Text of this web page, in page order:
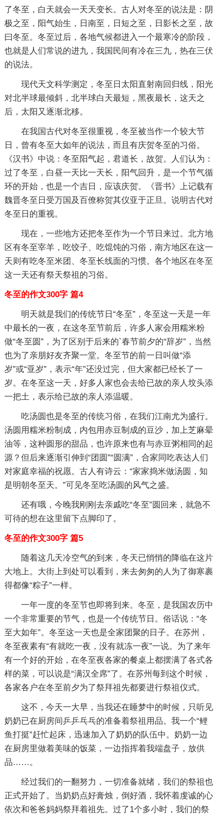
了冬至，白天就会一天天变长。古人对冬至的说法是：阴
极之至，阳气始生，日南至，日短之至，日影长之至，故
曰冬至。冬至过后，各地气候都进入一个最寒冷的阶段，
也就是人们常说的进九，我国民间有冷在三九，热在三伏
的说法。
现代天文科学测定，冬至日太阳直射南回归线，阳光
对北半球最倾斜，北半球白天最短，黑夜最长，这天之
后，太阳又逐渐北移。
在我国古代对冬至很重视，冬至被当作一个较大节
日，曾有冬至大如年的说法，而且有庆贺冬至的习俗。
《汉书》中说：冬至阳气起，君道长，故贺。人们认为：
过了冬至，白昼一天比一天长，阳气回升，是一个节气循
环的开始，也是一个吉日，应该庆贺。《晋书》上记载有
魏晋冬至日受万国及百僚称贺其仪亚于正旦。说明古代对
冬至日的重视。
现在，一些地方还把冬至作为一个节日来过。北方地
区有冬至宰羊，吃饺子、吃馄饨的习俗，南方地区在这一
天则有吃冬至米团、冬至长线面的习惯。各个地区在冬至
这一天还有祭天祭祖的习俗。
冬至的作文300字 篇4
明天就是我们的传统节日“冬至”，冬至这一天是一年
中最长的一夜，在这冬至节前后，许多人家会用糯米粉
做“冬至圆”，为了区别于后来的`春节前夕的“辞岁”，当然
也为了亲朋好友齐聚一堂。冬至节的前一日叫做“添
岁”或“亚岁”，表示“年”还没过完，但大家都已经长了一
岁。在冬至这一天，好多人家也会去给已故的亲人坟头添
一把土，表示给已故的亲人添温暖。
吃汤圆也是冬至的传统习俗，在我们江南尤为盛行。
汤圆用糯米粉制成，内包用赤豆制成的豆沙，加上芝麻晕
油等，这种圆形的甜品，也许原来也有与赤豆粥相同的起
源？但后来逐渐引伸到“团圆”“圆满”，合家同吃表达人们
对家庭幸福的祝愿。古人有诗云：“家家捣米做汤圆，知
是明朝冬至天。”可见冬至吃汤圆的风气之盛。
还有哦，今晚我刚刚去亲戚吃“冬至”圆回来，就急不
可待的想在这里留下点脚印了。
冬至的作文300字 篇5
随着这几天冷空气的到来，冬天已悄悄的降临在这片
大地上。大街上到处可以看到，来去匆匆的人为了御寒裹
得都像“粽子”一样。
一年一度的冬至节也即将到来。冬至，是我国农历中
一个非常重要的节气，也是一个传统节日。俗话说：“冬
至大如年”。冬至这一天也是全家团聚的日子。在苏州，
冬至夜素有“有就吃一夜，没有就冻一夜”一说。为了来年
有一个好的开始，在冬至夜各家的餐桌上都摆满了各式各
样的菜，可以说是“满汉全席”了。在苏州每到这个时候，
各家各户在冬至前夕为了祭拜祖先都要进行祭祖仪式。
这不，今天一大早，当我还在睡梦中的时候，只听见
奶奶已在厨房间乒乒乓乓的准备着祭祖用品。我一个“鲤
鱼打挺”赶忙起床，迅速加入了奶奶的队伍中。奶奶一边
在厨房里做着美味的饭菜，一边指挥着我端盘子，放供
品……。
经过我们的一翻努力，一切准备就绪，我们的祭祖也
正式开始了。当奶奶点好膏烛，倒好酒，我怀着虔诚的心
依次和爸爸妈妈祭拜着祖先。过了1个多小时，我们的祭